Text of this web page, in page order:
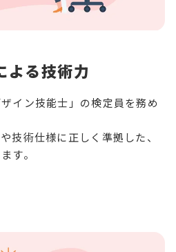
よる技術力
イン技能士」の検定員を務め
技術仕様に正しく準拠した、
す。